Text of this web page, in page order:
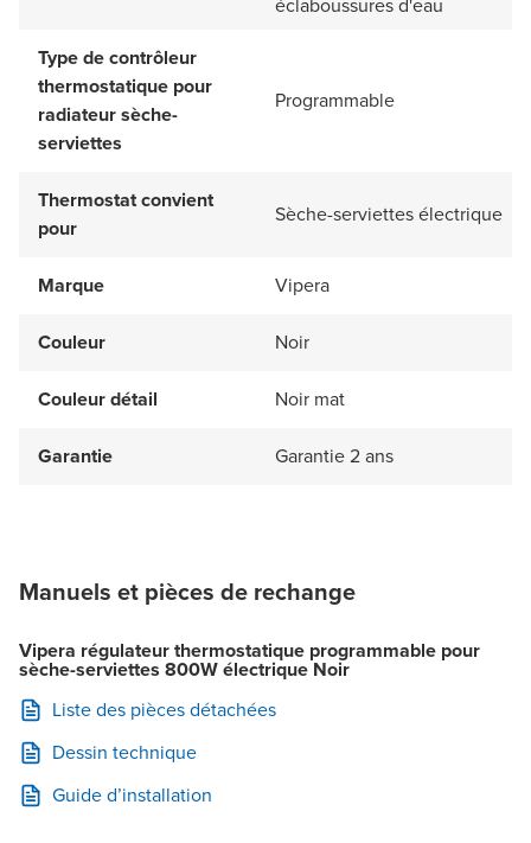
éclaboussures d'eau
Type de contrôleur
thermostatique pour
radiateur sèche-
serviettes
Programmable
Thermostat convient
pour
Sèche-serviettes électrique
Marque Vipera
Couleur Noir
Couleur détail Noir mat
Garantie Garantie 2 ans
Manuels et pièces de rechange
Vipera régulateur thermostatique programmable pour
sèche-serviettes 800W électrique Noir
Liste des pièces détachées
Dessin technique
Guide d’installation